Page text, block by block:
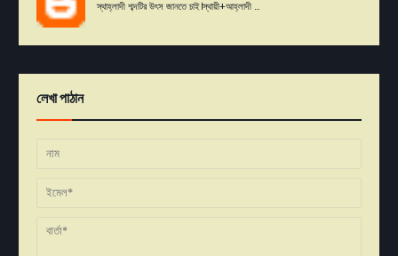
স্থাহ্লাদী শব্দটির উৎস জানতে চাই।স্থায়ী+আহ্লাদী ...
লেখা পাঠান